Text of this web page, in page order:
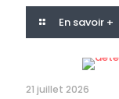
En savoir +
21 juillet 2026